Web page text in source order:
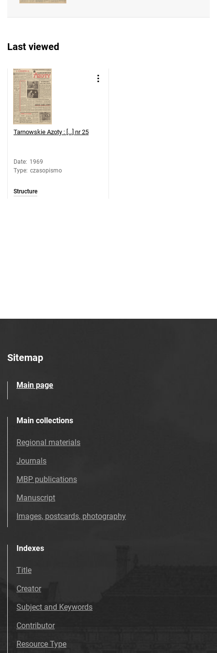
Feliksa Dzierżyńskiego. 1969, nr 39
Robotniczego Zakładów Azotowych im.
Feliksa Dzierżyńskiego. 1969, nr 40
Tarnowskie Azoty : Organ Samorządu
Robotniczego Zakładów Azotowych im.
Feliksa Dzierżyńskiego. 1969, nr 41
Tarnowskie Azoty : Organ Samorządu
Feliksa Dzierżyńskiego. 1969, nr 42
Tarnowskie Azoty : Organ Samorządu
Tarnowskie Azoty : Organ Samorządu
Feliksa Dzierżyńskiego. 1969, nr 48
Feliksa Dzierżyńskiego. 1969, nr 49
Tarnowskie Azoty : Organ Samorządu
Feliksa Dzierżyńskiego. 1969, nr 50
Tarnowskie Azoty : Organ Samorządu
Feliksa Dzierżyńskiego. 1969, nr 51
Tarnowskie Azoty : Organ Samorządu
Tarnowskie Azoty : Organ Samorządu
Tarnowskie Azoty : Organ Samorządu
Robotniczego Zakładów Azotowych im.
Tarnowskie Azoty : Organ Samorządu
Robotniczego Zakładów Azotowych im.
Last viewed
Tarnowskie Azoty : [...] nr 25
Date: 1969
Type: czasopismo
Structure
Sitemap
Main page
Main collections
Regional materials
Journals
MBP publications
Manuscript
Images, postcards, photography
Indexes
Title
Creator
Subject and Keywords
Contributor
Resource Type